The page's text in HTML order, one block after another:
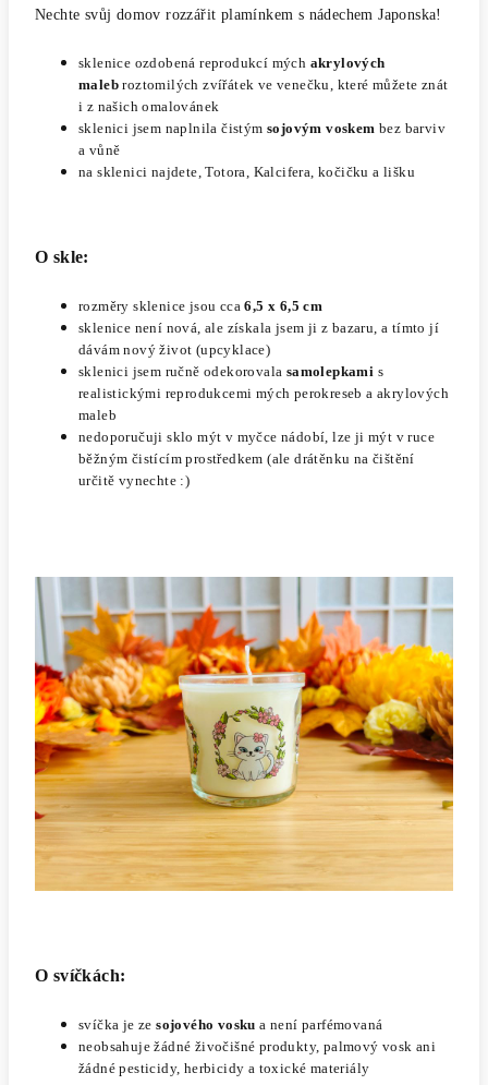
Nechte svůj domov rozzářit plamínkem s nádechem Japonska!
sklenice ozdobená reprodukcí mých akrylových
maleb roztomilých zvířátek ve venečku, které můžete znát
i z našich omalovánek
sklenici jsem naplnila čistým sojovým voskem bez barviv
a vůně
na sklenici najdete, Totora, Kalcifera, kočičku a lišku
O skle:
rozměry sklenice jsou cca6,5 x 6,5 cm
sklenice není nová, ale získala jsem ji z bazaru, a tímto jí
dávám nový život (upcyklace)
sklenici jsem ručně odekorovala samolepkami s
realistickými reprodukcemi mých perokreseb a akrylových
maleb
nedoporučuji sklo mýt v myčce nádobí, lze ji mýt v ruce
běžným čistícím prostředkem (ale drátěnku na čištění
určitě vynechte :)
O svíčkách:
svíčka je zesojového vosku a není parfémovaná
neobsahuje žádné živočišné produkty, palmový vosk ani
žádné pesticidy, herbicidy a toxické materiály